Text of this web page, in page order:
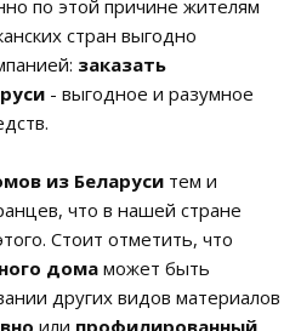
по этой причине жителям
стран выгодно
заказать
- выгодное и разумное
из Беларуси тем и
что в нашей стране
Стоит отметить, что
дома может быть
других видов материалов
или профилированный